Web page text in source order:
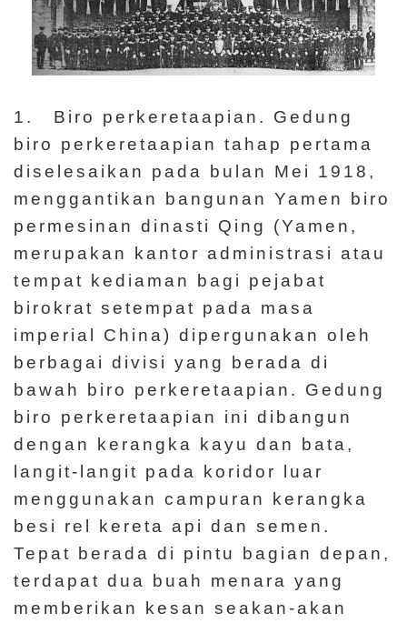
d
a
n
i
a
n
T
e
n
t
a
n
1. Biro perkeretaapian. Gedung
biro perkeretaapian tahap pertama
diselesaikan pada bulan Mei 1918,
menggantikan bangunan Yamen biro
permesinan dinasti Qing (Yamen,
merupakan kantor administrasi atau
tempat kediaman bagi pejabat
birokrat setempat pada masa
imperial China) dipergunakan oleh
berbagai divisi yang berada di
bawah biro perkeretaapian. Gedung
biro perkeretaapian ini dibangun
dengan kerangka kayu dan bata,
langit-langit pada koridor luar
menggunakan campuran kerangka
besi rel kereta api dan semen.
Tepat berada di pintu bagian depan,
terdapat dua buah menara yang
memberikan kesan seakan-akan